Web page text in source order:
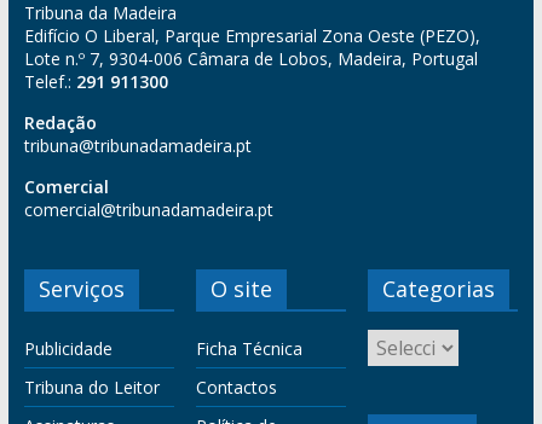
Tribuna da Madeira
Edifício O Liberal, Parque Empresarial Zona Oeste (PEZO),
Lote n.º 7, 9304-006 Câmara de Lobos, Madeira, Portugal
Telef.: 291 911300
Redação
tribuna@tribunadamadeira.pt
Comercial
comercial@tribunadamadeira.pt
Serviços
Publicidade
Tribuna do Leitor
O site
Ficha Técnica
Contactos
Categorias